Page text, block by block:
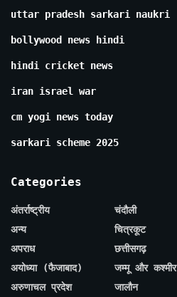
uttar pradesh sarkari naukri
bollywood news hindi
hindi cricket news
iran israel war
cm yogi news today
sarkari scheme 2025
Categories
अंतर्राष्ट्रीय
अन्य
अपराध
अयोध्या (फैजाबाद)
अरुणाचल प्रदेश
चंदौली
चित्रकूट
छत्तीसगढ़
जम्मू और कश्मीर
जालौन